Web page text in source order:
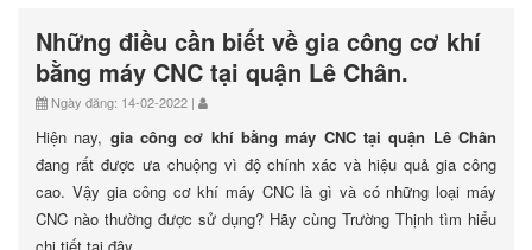
Những điều cần biết về gia công cơ khí
bằng máy CNC tại quận Lê Chân.
Ngày đăng: 14-02-2022 |
Hiện nay, gia công cơ khí bằng máy CNC tại quận Lê Chân
đang rất được ưa chuộng vì độ chính xác và hiệu quả gia công
cao. Vậy gia công cơ khí máy CNC là gì và có những loại máy
CNC nào thường được sử dụng? Hãy cùng Trường Thịnh tìm hiểu